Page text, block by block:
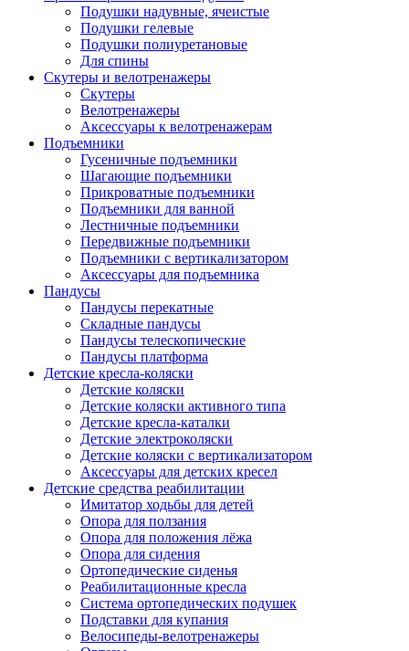
Подушки надувные, ячеистые
Подушки гелевые
Подушки полиуретановые
Для спины
Скутеры и велотренажеры
Скутеры
Велотренажеры
Аксессуары к велотренажерам
Подъемники
Гусеничные подъемники
Шагающие подъемники
Прикроватные подъемники
Подъемники для ванной
Лестничные подъемники
Передвижные подъемники
Подъемники с вертикализатором
Аксессуары для подъемника
Пандусы
Пандусы перекатные
Складные пандусы
Пандусы телескопические
Пандусы платформа
Детские кресла-коляски
Детские коляски
Детские коляски активного типа
Детские кресла-каталки
Детские электроколяски
Детские коляски с вертикализатором
Аксессуары для детских кресел
Детские средства реабилитации
Имитатор ходьбы для детей
Опора для ползания
Опора для положения лёжа
Опора для сидения
Ортопедические сиденья
Реабилитационные кресла
Система ортопедических подушек
Подставки для купания
Велосипеды-велотренажеры